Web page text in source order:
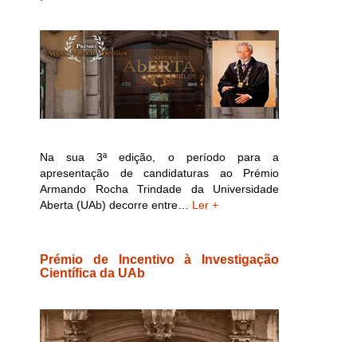
Na sua 3ª edição, o período para a
apresentação de candidaturas ao Prémio
Armando Rocha Trindade da Universidade
Aberta (UAb) decorre entre… Ler +
Prémio de Incentivo à Investigação
Científica da UAb